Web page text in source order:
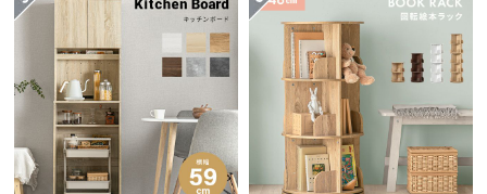
い
横幅 奥行き 高さ
約59.5㎝ 約40㎝ 約138㎝